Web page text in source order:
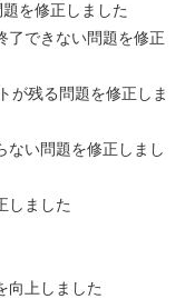
を修正しました
了できない問題を修正
が残る問題を修正しま
ない問題を修正しまし
しました
向上しました